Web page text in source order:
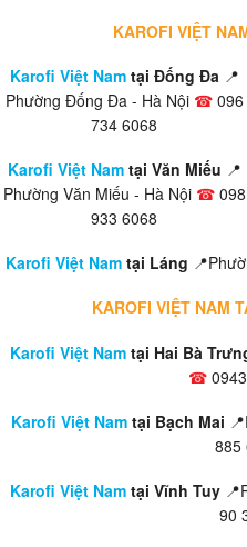
KAROFI VIỆT
Karofi Việt Namtại Đống Đa 📍
Phường Đống Đa - Hà Nội ☎096
734 6068
Karofi Việt Namtại Văn Miếu 📍
Phường Văn Miếu - Hà Nội ☎098
933 6068
Karofi Việt Nam tại Láng
KAROFI VIỆT NAM
Karofi Việt Namtại Hai Bà
☎
Karofi Việt Namtại Bạch Mai
885
Karofi Việt Namtại Vĩnh Tuy
90